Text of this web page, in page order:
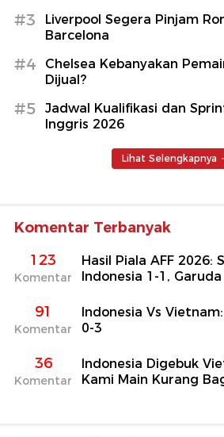
#3
Liverpool Segera Pinjam
Barcelona
#4
Chelsea Kebanyakan
Dijual?
#5
Jadwal Kualifikasi dan
Inggris 2026
Lihat Selengkapnya
Komentar Terbanyak
123
Komentar
Hasil Piala AFF 2026:
Indonesia 1-1,
91
Komentar
Indonesia Vs
0-3
36
Komentar
Indonesia Digebuk
Kami Main Kurang